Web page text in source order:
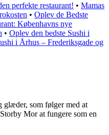
perfekte restaurant! • Mamas
• Oplev de Bedste
Københavns nye
• Oplev den bedste Sushi i
i Århus – Frederiksgade og
glæder, som følger med at
Mor at fungere som en